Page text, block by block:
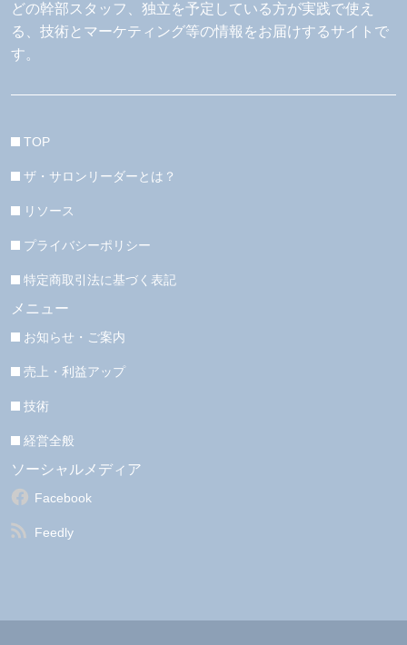
どの幹部スタッフ、独立を予定している方が実践で使え
る、技術とマーケティング等の情報をお届けするサイトで
す。
TOP
ザ・サロンリーダーとは？
リソース
プライバシーポリシー
特定商取引法に基づく表記
メニュー
お知らせ・ご案内
売上・利益アップ
技術
経営全般
ソーシャルメディア
Facebook
Feedly